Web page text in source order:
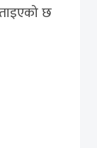
छ